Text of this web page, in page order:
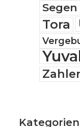
Segen
Tora
Kategorien